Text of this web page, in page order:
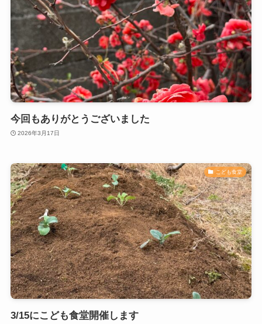
今回もありがとうございました
2026年3月17日
こども食堂
3/15にこども食堂開催します